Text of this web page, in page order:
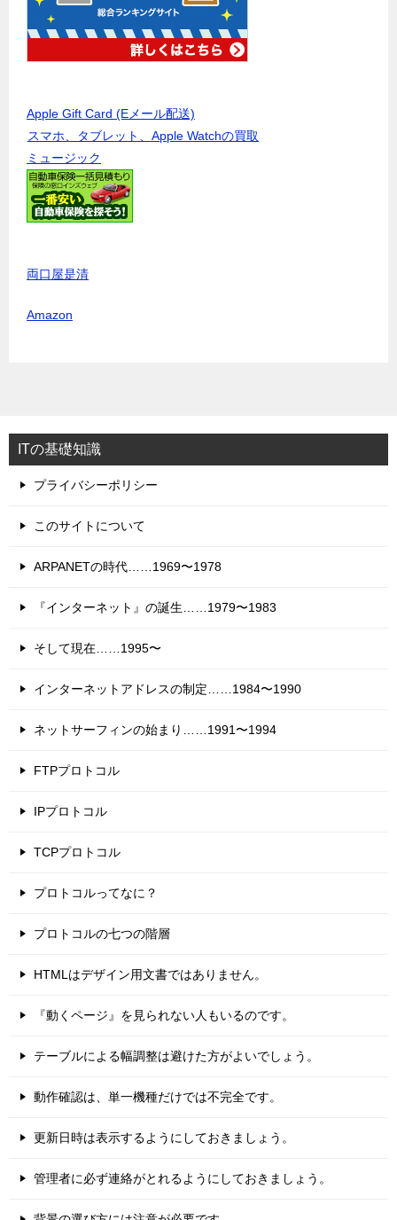
Apple Gift Card (Eメール配送)
スマホ、タブレット、Apple Watchの買取
ミュージック
両口屋是清
Amazon
ITの基礎知識
プライバシーポリシー
このサイトについて
ARPANETの時代……1969〜1978
『インターネット』の誕生……1979〜1983
そして現在……1995〜
インターネットアドレスの制定……1984〜1990
ネットサーフィンの始まり……1991〜1994
FTPプロトコル
IPプロトコル
TCPプロトコル
プロトコルってなに？
プロトコルの七つの階層
HTMLはデザイン用文書ではありません。
『動くページ』を見られない人もいるのです。
テーブルによる幅調整は避けた方がよいでしょう。
動作確認は、単一機種だけでは不完全です。
更新日時は表示するようにしておきましょう。
管理者に必ず連絡がとれるようにしておきましょう。